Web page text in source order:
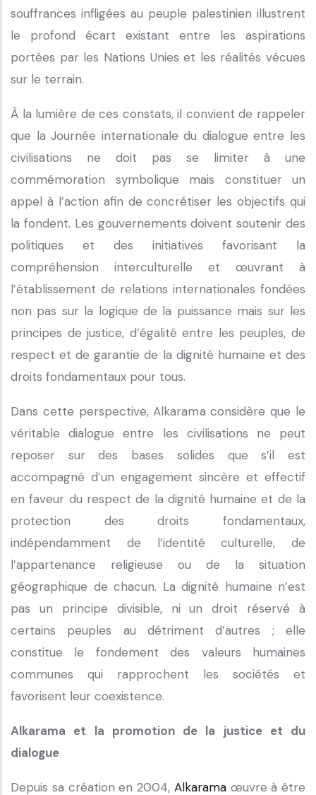
souffrances infligées au peuple palestinien illustrent
le profond écart existant entre les aspirations
portées par les Nations Unies et les réalités vécues
sur le terrain.
À la lumière de ces constats, il convient de rappeler
que la Journée internationale du dialogue entre les
civilisations ne doit pas se limiter à une
commémoration symbolique mais constituer un
appel à l’action afin de concrétiser les objectifs qui
la fondent. Les gouvernements doivent soutenir des
politiques et des initiatives favorisant la
compréhension interculturelle et œuvrant à
l’établissement de relations internationales fondées
non pas sur la logique de la puissance mais sur les
principes de justice, d’égalité entre les peuples, de
respect et de garantie de la dignité humaine et des
droits fondamentaux pour tous.
Dans cette perspective, Alkarama considère que le
véritable dialogue entre les civilisations ne peut
reposer sur des bases solides que s’il est
accompagné d’un engagement sincère et effectif
en faveur du respect de la dignité humaine et de la
protection des droits fondamentaux,
indépendamment de l’identité culturelle, de
l’appartenance religieuse ou de la situation
géographique de chacun. La dignité humaine n’est
pas un principe divisible, ni un droit réservé à
certains peuples au détriment d’autres ; elle
constitue le fondement des valeurs humaines
communes qui rapprochent les sociétés et
favorisent leur coexistence.
Alkarama et la promotion de la justice et du
dialogue
Depuis sa création en 2004, Alkaramaœuvre à être